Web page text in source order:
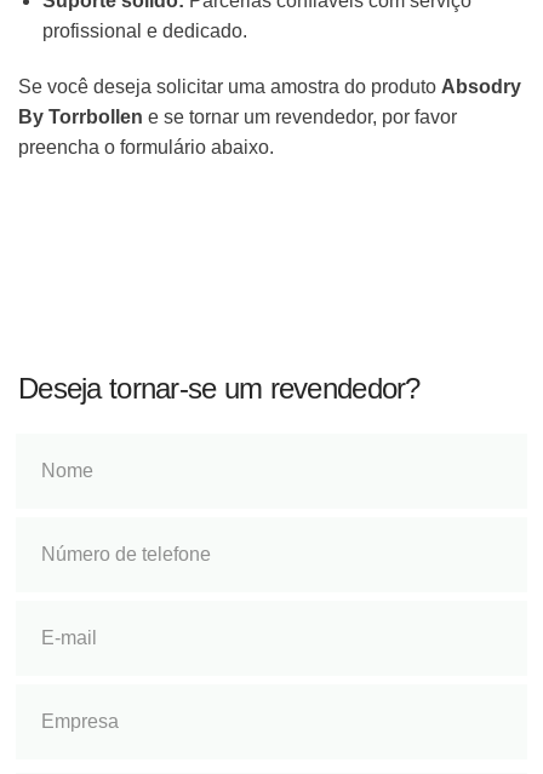
profissional e dedicado.
Se você deseja solicitar uma amostra do produto Absodry
By Torrbollen e se tornar um revendedor, por favor
preencha o formulário abaixo.
Deseja tornar-se um revendedor?